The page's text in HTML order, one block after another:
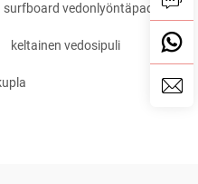
surfboard vedonlyöntäpad
keltainen vedosipuli